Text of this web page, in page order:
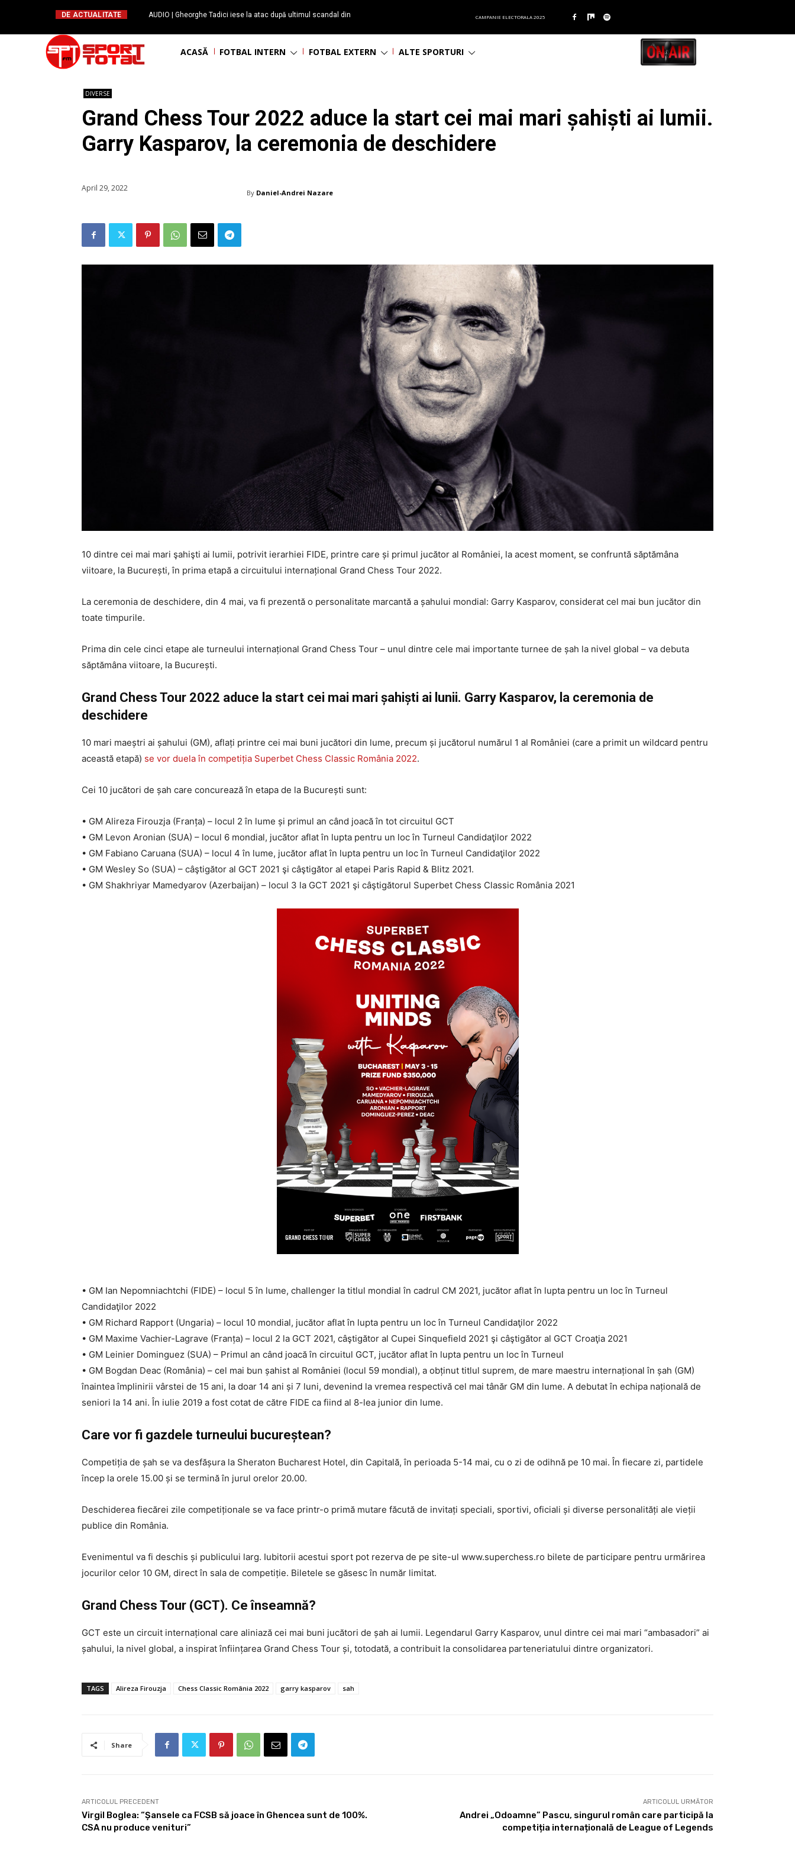
DE ACTUALITATE
AUDIO | Gheorghe Tadici iese la atac după ultimul scandal din
CAMPANIE ELECTORALA 2025
ACASĂ FOTBAL INTERN FOTBAL EXTERN ALTE SPORTURI
DIVERSE
Grand Chess Tour 2022 aduce la start cei mai mari șahiști ai lumii.
Garry Kasparov, la ceremonia de deschidere
April 29, 2022 By Daniel-Andrei Nazare
10 dintre cei mai mari şahişti ai lumii, potrivit ierarhiei FIDE, printre care și primul jucător al României, la acest moment, se confruntă săptămâna
viitoare, la București, în prima etapă a circuitului internațional Grand Chess Tour 2022.
La ceremonia de deschidere, din 4 mai, va fi prezentă o personalitate marcantă a șahului mondial: Garry Kasparov, considerat cel mai bun jucător din
toate timpurile.
Prima din cele cinci etape ale turneului internațional Grand Chess Tour – unul dintre cele mai importante turnee de șah la nivel global – va debuta
săptămâna viitoare, la București.
Grand Chess Tour 2022 aduce la start cei mai mari șahiști ai lunii. Garry Kasparov, la ceremonia de
deschidere
10 mari maeștri ai șahului (GM), aflați printre cei mai buni jucători din lume, precum și jucătorul numărul 1 al României (care a primit un wildcard pentru
această etapă) se vor duela în competiția Superbet Chess Classic România 2022.
Cei 10 jucători de șah care concurează în etapa de la București sunt:
• GM Alireza Firouzja (Franța) – locul 2 în lume și primul an când joacă în tot circuitul GCT
• GM Levon Aronian (SUA) – locul 6 mondial, jucător aflat în lupta pentru un loc în Turneul Candidaţilor 2022
• GM Fabiano Caruana (SUA) – locul 4 în lume, jucător aflat în lupta pentru un loc în Turneul Candidaţilor 2022
• GM Wesley So (SUA) – câştigător al GCT 2021 şi câştigător al etapei Paris Rapid & Blitz 2021.
• GM Shakhriyar Mamedyarov (Azerbaijan) – locul 3 la GCT 2021 şi câştigătorul Superbet Chess Classic România 2021
• GM Ian Nepomniachtchi (FIDE) – locul 5 în lume, challenger la titlul mondial în cadrul CM 2021, jucător aflat în lupta pentru un loc în Turneul
Candidaţilor 2022
• GM Richard Rapport (Ungaria) – locul 10 mondial, jucător aflat în lupta pentru un loc în Turneul Candidaţilor 2022
• GM Maxime Vachier-Lagrave (Franța) – locul 2 la GCT 2021, câştigător al Cupei Sinquefield 2021 şi câştigător al GCT Croaţia 2021
• GM Leinier Dominguez (SUA) – Primul an când joacă în circuitul GCT, jucător aflat în lupta pentru un loc în Turneul
• GM Bogdan Deac (România) – cel mai bun șahist al României (locul 59 mondial), a obținut titlul suprem, de mare maestru internațional în șah (GM)
înaintea împlinirii vârstei de 15 ani, la doar 14 ani și 7 luni, devenind la vremea respectivă cel mai tânăr GM din lume. A debutat în echipa națională de
seniori la 14 ani. În iulie 2019 a fost cotat de către FIDE ca fiind al 8-lea junior din lume.
Care vor fi gazdele turneului bucureștean?
Competiția de șah se va desfășura la Sheraton Bucharest Hotel, din Capitală, în perioada 5-14 mai, cu o zi de odihnă pe 10 mai. În fiecare zi, partidele
încep la orele 15.00 și se termină în jurul orelor 20.00.
Deschiderea fiecărei zile competiționale se va face printr-o primă mutare făcută de invitați speciali, sportivi, oficiali și diverse personalități ale vieții
publice din România.
Evenimentul va fi deschis și publicului larg. Iubitorii acestui sport pot rezerva de pe site-ul www.superchess.ro bilete de participare pentru urmărirea
jocurilor celor 10 GM, direct în sala de competiție. Biletele se găsesc în număr limitat.
Grand Chess Tour (GCT). Ce înseamnă?
GCT este un circuit internațional care aliniază cei mai buni jucători de șah ai lumii. Legendarul Garry Kasparov, unul dintre cei mai mari “ambasadori” ai
șahului, la nivel global, a inspirat înființarea Grand Chess Tour și, totodată, a contribuit la consolidarea parteneriatului dintre organizatori.
TAGS Alireza Firouzja Chess Classic România 2022 garry kasparov sah
Share
ARTICOLUL PRECEDENT
Virgil Boglea: “Șansele ca FCSB să joace în Ghencea sunt de 100%.
CSA nu produce venituri”
ARTICOLUL URMĂTOR
Andrei „Odoamne” Pascu, singurul român care participă la
competiția internațională de League of Legends